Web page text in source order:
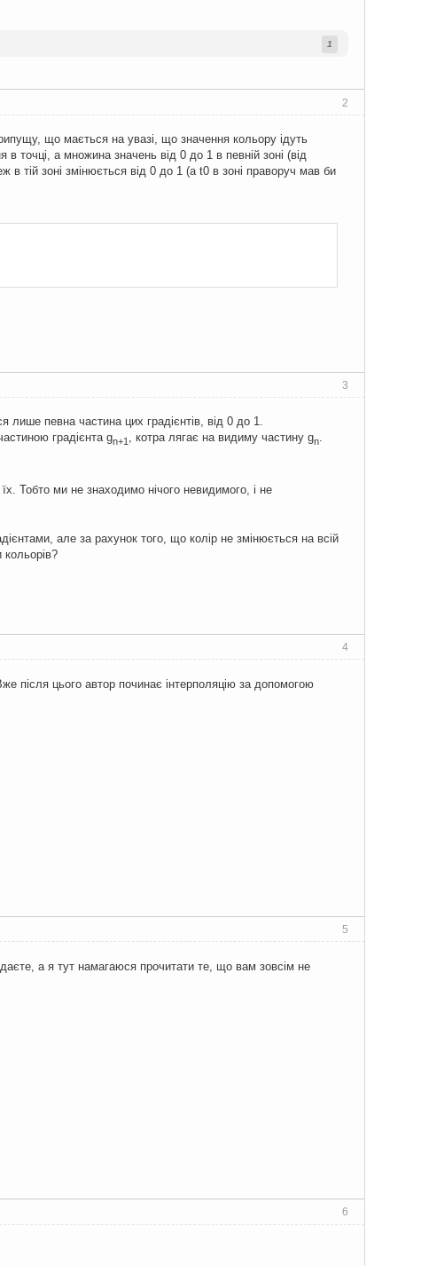
1
2
що мається на увазі, що значення кольору ідуть
точці, а множина значень від 0 до 1 в певній зоні (від
в тій зоні змінюється від 0 до 1 (а t0 в зоні праворуч мав би
3
лише певна частина цих градієнтів, від 0 до 1.
градієнта gn+1 , котра лягає на видиму частину gn.
Тобто ми не знаходимо нічого невидимого, і не
але за рахунок того, що колір не змінюється на всій
4
після цього автор починає інтерполяцію за допомогою
5
а я тут намагаюся прочитати те, що вам зовсім не
6